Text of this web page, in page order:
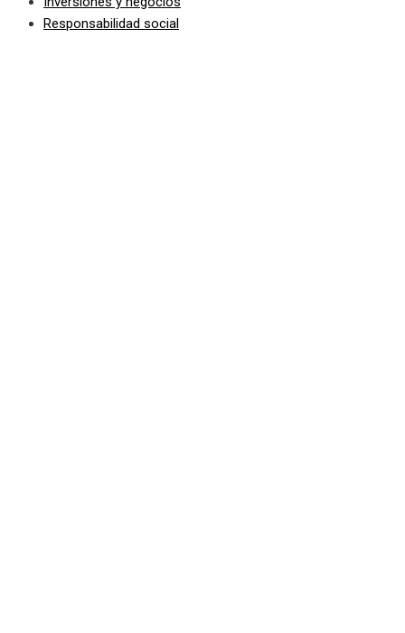
Responsabilidad social